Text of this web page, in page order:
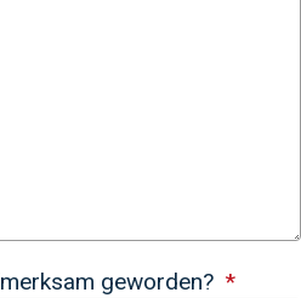
geworden?